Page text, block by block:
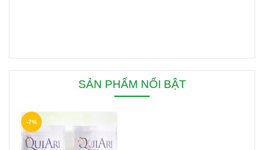
SẢN PHẨM NỔI BẬT
-7%